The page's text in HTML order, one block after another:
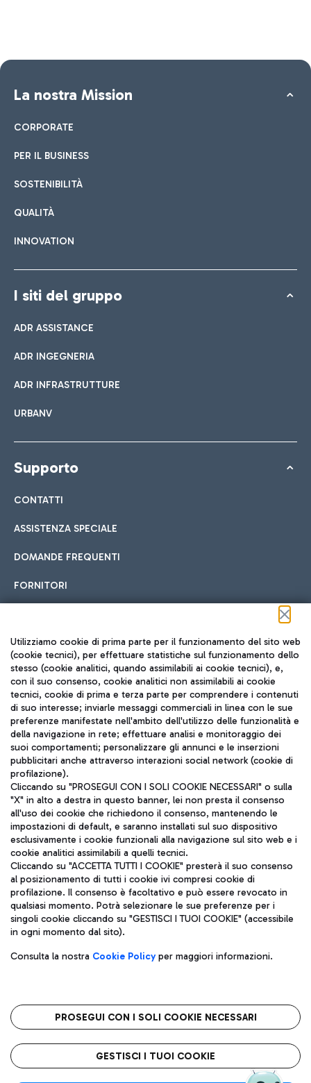
La nostra Mission
CORPORATE
PER IL BUSINESS
SOSTENIBILITÀ
QUALITÀ
INNOVATION
I siti del gruppo
ADR ASSISTANCE
ADR INGEGNERIA
ADR INFRASTRUTTURE
URBANV
Supporto
CONTATTI
ASSISTENZA SPECIALE
DOMANDE FREQUENTI
FORNITORI
Seguici sui social
TRAVEL JOURNAL
ITA
Aeroporti di Roma S.p.A. - Società soggetta a direzione e
coordinamento di Mundys S.p.A.
Codice fiscale e Registro delle Imprese di Roma 13032990155 P.
IVA 06572251004
Capitale sociale 62.224.743,00 int. vers.
Sede legale: Via Pier Paolo Racchetti 1 - 00054 Fiumicino (RM)
telefono +39 06 65951
Privacy policy
Note legali
Roma FCO
L'aeroporto stellato
Utilizziamo cookie di prima parte per il funzionamento del sito web
(cookie tecnici), per effettuare statistiche sul funzionamento dello
stesso (cookie analitici, quando assimilabili ai cookie tecnici), e,
con il suo consenso, cookie analitici non assimilabili ai cookie
tecnici, cookie di prima e terza parte per comprendere i contenuti
di suo interesse; inviarle messaggi commerciali in linea con le sue
preferenze manifestate nell'ambito dell'utilizzo delle funzionalità e
della navigazione in rete; effettuare analisi e monitoraggio dei
suoi comportamenti; personalizzare gli annunci e le inserzioni
pubblicitari anche attraverso interazioni social network (cookie di
profilazione).
Cliccando su "PROSEGUI CON I SOLI COOKIE NECESSARI" o sulla
"X" in alto a destra in questo banner, lei non presta il consenso
all'uso dei cookie che richiedono il consenso, mantenendo le
impostazioni di default, e saranno installati sul suo dispositivo
esclusivamente i cookie funzionali alla navigazione sul sito web e i
cookie analitici assimilabili a quelli tecnici.
Cliccando su "ACCETTA TUTTI I COOKIE" presterà il suo consenso
al posizionamento di tutti i cookie ivi compresi cookie di
profilazione. Il consenso è facoltativo e può essere revocato in
qualsiasi momento. Potrà selezionare le sue preferenze per i
singoli cookie cliccando su "GESTISCI I TUOI COOKIE" (accessibile
in ogni momento dal sito).
Consulta la nostra Cookie Policyper maggiori informazioni.
PROSEGUI CON I SOLI COOKIE NECESSARI
GESTISCI I TUOI COOKIE